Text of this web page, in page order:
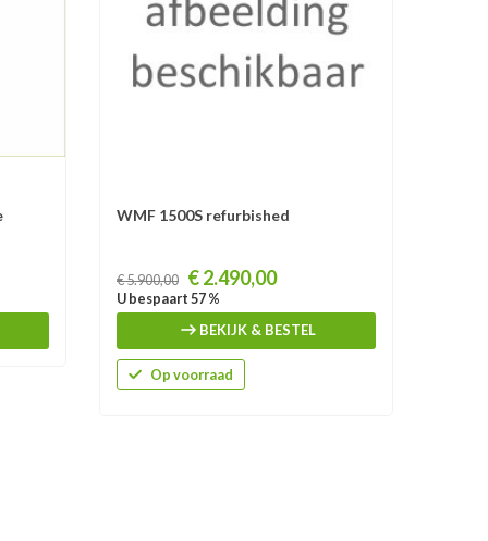
WMF 1500S refurbished
Prijs
€ 5.900,00 € 2.490,00
U bespaart 57 %
BEKIJK & BESTEL
Op voorraad